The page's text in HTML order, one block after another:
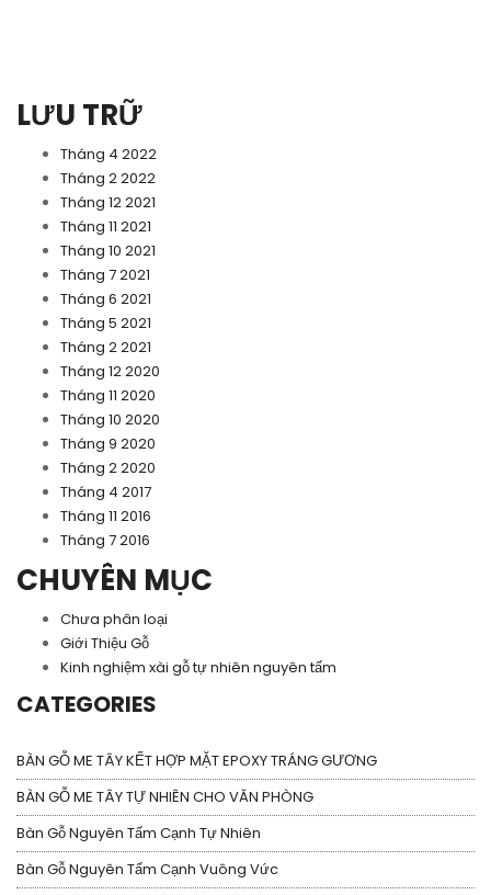
LƯU TRỮ
Tháng 4 2022
Tháng 2 2022
Tháng 12 2021
Tháng 11 2021
Tháng 10 2021
Tháng 7 2021
Tháng 6 2021
Tháng 5 2021
Tháng 2 2021
Tháng 12 2020
Tháng 11 2020
Tháng 10 2020
Tháng 9 2020
Tháng 2 2020
Tháng 4 2017
Tháng 11 2016
Tháng 7 2016
CHUYÊN MỤC
Chưa phân loại
Giới Thiệu Gỗ
Kinh nghiệm xài gỗ tự nhiên nguyên tấm
CATEGORIES
BÀN GỖ ME TÂY KẾT HỢP MẶT EPOXY TRÁNG GƯƠNG
BÀN GỖ ME TÂY TỰ NHIÊN CHO VĂN PHÒNG
Bàn Gỗ Nguyên Tấm Cạnh Tự Nhiên
Bàn Gỗ Nguyên Tấm Cạnh Vuông Vức